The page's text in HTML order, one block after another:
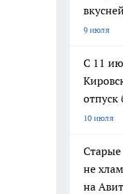
9 июля
С 11
отпуск
10 июля
не
на